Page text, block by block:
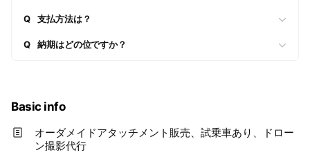
Q 支払方法は？
Q 納期はどの位ですか？
Basic info
オーダメイドアタッチメント販売、試乗車あり、ドロー
ン撮影代行